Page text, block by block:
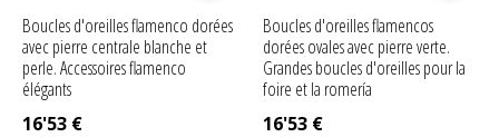
Boucles d'oreilles flamenco dorées
avec pierre centrale blanche et
perle. Accessoires flamenco
élégants
16'53 €
Boucles d'oreilles flamencos
dorées ovales avec pierre verte.
Grandes boucles d'oreilles pour la
foire et la romería
16'53 €